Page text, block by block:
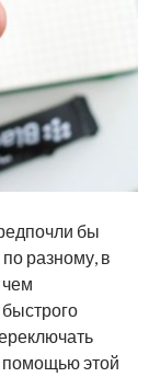
бы
разному, в
чем
помощью этой